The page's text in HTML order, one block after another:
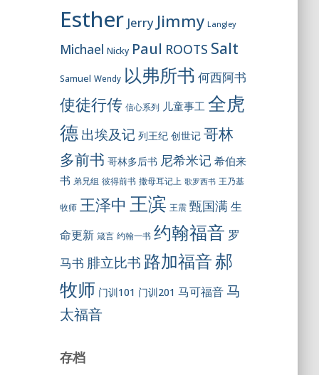
Esther Jerry Jimmy Langley
Michael Nicky Paul ROOTS Salt
Samuel Wendy 以弗所书 何西阿书
使徒行传 信心系列 儿童事工 全虎
德 出埃及记 列王纪 创世记 哥林
多前书 哥林多后书 尼希米记 希伯来
书 弟兄组 彼得前书 撒母耳记上 歌罗西书 王乃基
牧师 王泽中 王滨 王震 甄国满 生
命更新 箴言 约翰一书 约翰福音 罗
马书 腓立比书 路加福音郝
牧师 门训101 门训201 马可福音 马
太福音
存档